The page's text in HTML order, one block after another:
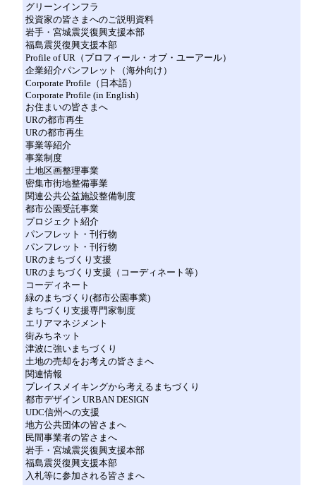
グリーンインフラ
投資家の皆さまへのご説明資料
岩手・宮城震災復興支援本部
福島震災復興支援本部
Profile of UR（プロフィール・オブ・ユーアール）
企業紹介パンフレット（海外向け）
Corporate Profile（日本語）
Corporate Profile (in English)
お住まいの皆さまへ
URの都市再生
URの都市再生
事業等紹介
事業制度
土地区画整理事業
密集市街地整備事業
関連公共公益施設整備制度
都市公園受託事業
プロジェクト紹介
パンフレット・刊行物
パンフレット・刊行物
URのまちづくり支援
URのまちづくり支援（コーディネート等）
コーディネート
緑のまちづくり(都市公園事業)
まちづくり支援専門家制度
エリアマネジメント
街みちネット
津波に強いまちづくり
土地の売却をお考えの皆さまへ
関連情報
プレイスメイキングから考えるまちづくり
都市デザイン URBAN DESIGN
UDC信州への支援
地方公共団体の皆さまへ
民間事業者の皆さまへ
岩手・宮城震災復興支援本部
福島震災復興支援本部
入札等に参加される皆さまへ